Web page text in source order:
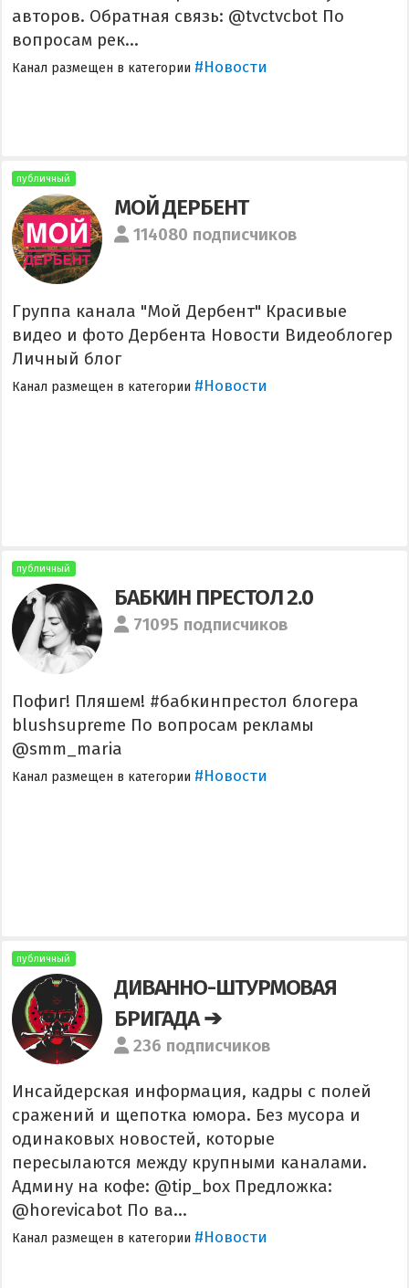
авторов. Обратная связь: @tvctvcbot По
вопросам рек...
Канал размещен в категории #Новости
публичный
МОЙ ДЕРБЕНТ
114080 подписчиков
Группа канала "Мой Дербент" Красивые
видео и фото Дербента Новости Видеоблогер
Личный блог
Канал размещен в категории #Новости
публичный
БАБКИН ПРЕСТОЛ 2.0
71095 подписчиков
Пофиг! Пляшем! #бабкинпрестол блогера
blushsupreme По вопросам рекламы
@smm_maria
Канал размещен в категории #Новости
публичный
ДИВАННО-ШТУРМОВАЯ
БРИГАДА ➔
236 подписчиков
Инсайдерская информация, кадры с полей
сражений и щепотка юмора. Без мусора и
одинаковых новостей, которые
пересылаются между крупными каналами.
Админу на кофе: @tip_box Предложка:
@horevicabot По ва...
Канал размещен в категории #Новости